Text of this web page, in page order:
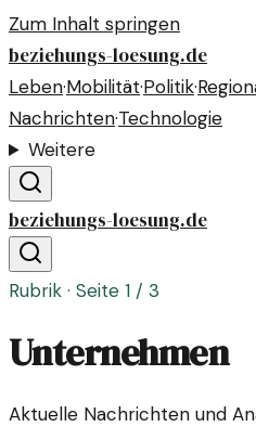
Zum Inhalt springen
beziehungs-loesung.de
Leben·Mobilität·Politik·
Nachrichten·Technologie
Weitere
beziehungs-loesung.de
Rubrik · Seite 1 / 3
Unternehmen
Aktuelle Nachrichten und